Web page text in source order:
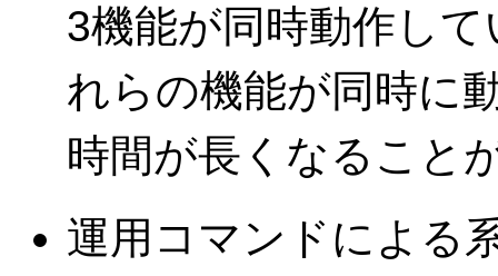
3機能が同時動作し
れらの機能が同時に
時間が長くなること
運用コマンドによる